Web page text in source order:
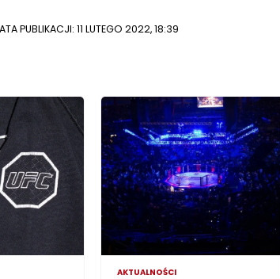
PUBLIKACJI: 11 LUTEGO 2022, 18:39
AKTUALNOŚCI